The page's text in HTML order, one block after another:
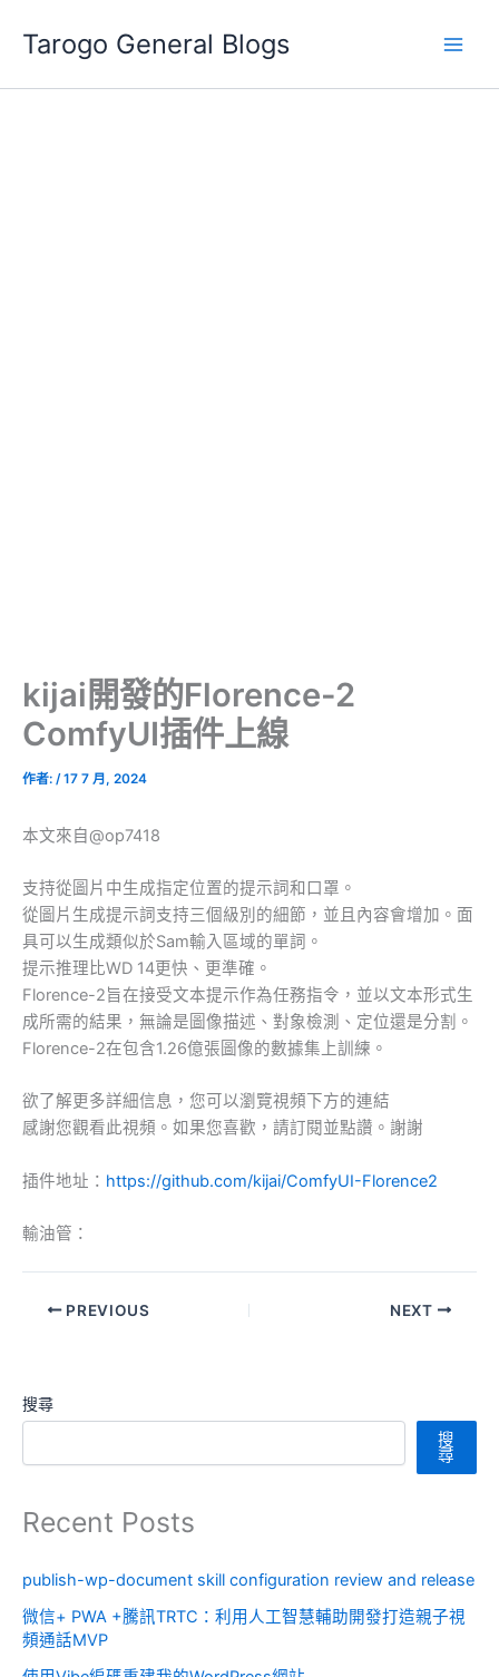
要
Tarogo General Blogs
kijai開發的Florence-2
ComfyUI插件上線
作者: /17 7 月, 2024
本文來自@op7418
支持從圖片中生成指定位置的提示詞和口罩。
從圖片生成提示詞支持三個級別的細節，並且內容會增加。面
具可以生成類似於Sam輸入區域的單詞。
提示推理比WD 14更快、更準確。
Florence-2旨在接受文本提示作為任務指令，並以文本形式生
成所需的結果，無論是圖像描述、對象檢測、定位還是分割。
Florence-2在包含1.26億張圖像的數據集上訓練。
欲了解更多詳細信息，您可以瀏覽視頻下方的連結
感謝您觀看此視頻。如果您喜歡，請訂閱並點讚。謝謝
插件地址： https://github.com/kijai/ComfyUI-Florence2
輸油管：
PREVIOUS NEXT
搜尋
搜
尋
Recent Posts
publish-wp-document skill configuration review and release
微信+ PWA +騰訊TRTC：利用人工智慧輔助開發打造親子視
頻通話MVP